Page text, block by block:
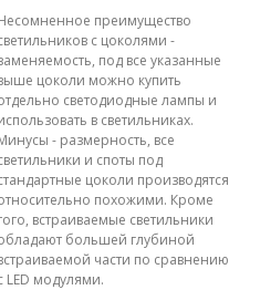
преимущество
с цоколями -
под все указанные
цоколи можно купить
светодиодные лампы и
в светильниках.
- размерность, все
и споты под
цоколи производятся
похожими. Кроме
встраиваемые светильники
большей глубиной
части по сравнению
LED модулями.